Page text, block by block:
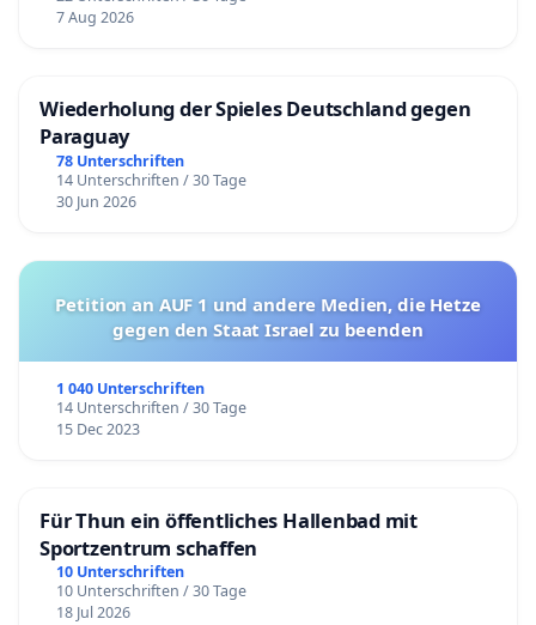
7 Aug 2026
Wiederholung der Spieles Deutschland gegen
Paraguay
78 Unterschriften
14 Unterschriften / 30 Tage
30 Jun 2026
Petition an AUF 1 und andere Medien, die Hetze
gegen den Staat Israel zu beenden
1 040 Unterschriften
14 Unterschriften / 30 Tage
15 Dec 2023
Für Thun ein öffentliches Hallenbad mit
Sportzentrum schaffen
10 Unterschriften
10 Unterschriften / 30 Tage
18 Jul 2026